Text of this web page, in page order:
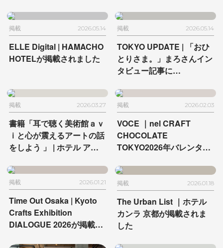
掲載 2026.05.14
ELLE Digital | HAMACHO
HOTELが掲載されました
掲載 2026.05.14
TOKYO UPDATE |
「おひ
とりさま。」まろさんイン
タビュー記事に
掲載 2026.03.27
書籍「耳で聴く美術館ａｖ
ｉと心が震えるアートの話
をしよう 」 | ホテル アン
ンテルーム 京都が掲載さ
れました
掲載 2026.02.03
VOCE ｜ nel CRAFT
CHOCOLATE
TOKYO2026年バレンタイ
掲載 2026.01.21
Time Out Osaka | Kyoto
Crafts Exhibition
DIALOGUE 2026が掲載さ
掲載 2026.01.18
The Urban List ｜ホテル
カンラ 京都が掲載されま
した